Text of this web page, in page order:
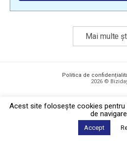
Mai multe
Politica de
2026 ©
Acest site foloseşte cookies pentru
de
Accept